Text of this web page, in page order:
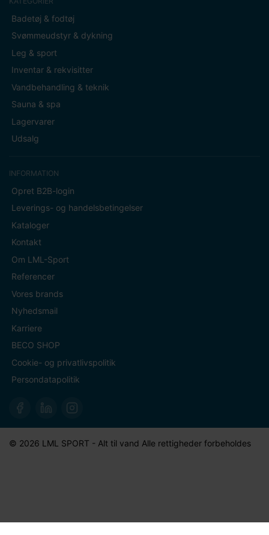
Badetøj & fodtøj
Svømmeudstyr & dykning
Leg & sport
Inventar & rekvisitter
Vandbehandling & teknik
Sauna & spa
Lagervarer
Udsalg
INFORMATION
Opret B2B-login
Leverings- og handelsbetingelser
Kataloger
Kontakt
Om LML-Sport
Referencer
Vores brands
Nyhedsmail
Karriere
BECO SHOP
Cookie- og privatlivspolitik
Persondatapolitik
© 2026 LML SPORT - Alt til vand Alle rettigheder forbeholdes